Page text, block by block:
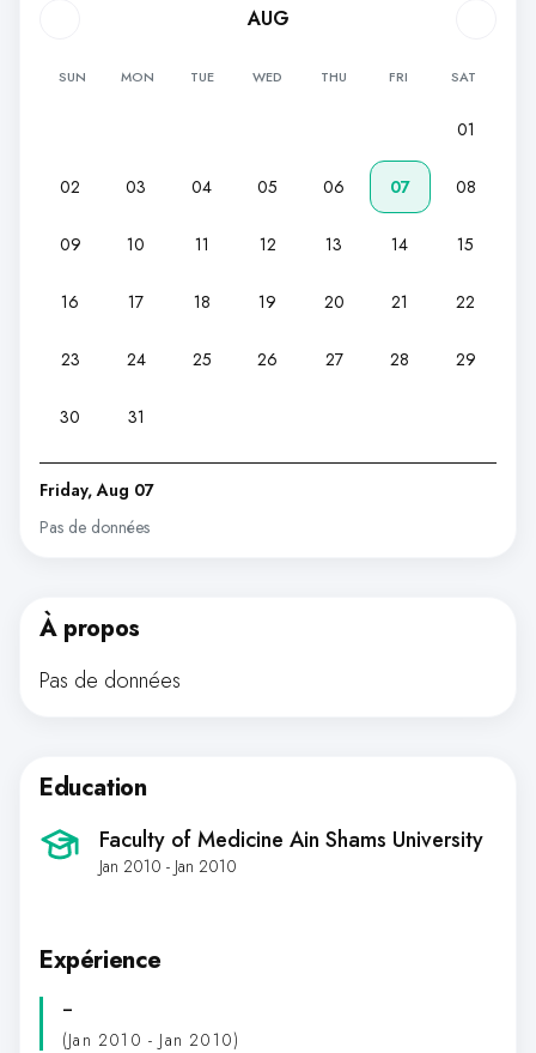
AUG
SUN MON TUE WED THU FRI SAT
01
02 03 04 05 06 07 08
09 10 11 12 13 14 15
16 17 18 19 20 21 22
23 24 25 26 27 28 29
30 31
Friday, Aug 07
Pas de données
À propos
Pas de données
Education
Faculty of Medicine Ain Shams University
Jan 2010 - Jan 2010
Expérience
-
(Jan 2010 - Jan 2010)